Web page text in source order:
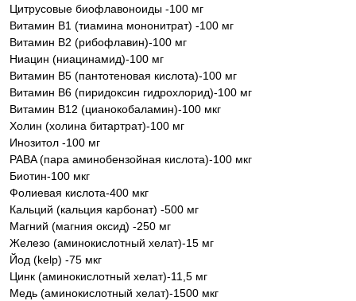
Цитрусовые биофлавоноиды -100 мг
Витамин В1 (тиамина мононитрат) -100 мг
Витамин В2 (рибофлавин)-100 мг
Ниацин (ниацинамид)-100 мг
Витамин В5 (пантотеновая кислота)-100 мг
Витамин В6 (пиридоксин гидрохлорид)-100 мг
Витамин В12 (цианокобаламин)-100 мкг
Холин (холина битартрат)-100 мг
Инозитол -100 мг
PABA (пара аминобензойная кислота)-100 мкг
Биотин-100 мкг
Фолиевая кислота-400 мкг
Кальций (кальция карбонат) -500 мг
Магний (магния оксид) -250 мг
Железо (аминокислотный хелат)-15 мг
Йод (kelp) -75 мкг
Цинк (аминокислотный хелат)-11,5 мг
Медь (аминокислотный хелат)-1500 мкг